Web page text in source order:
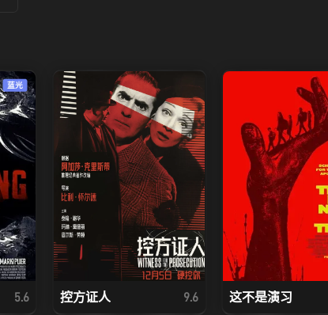
蓝光
5.6 控方证人 9.6 这不是演习